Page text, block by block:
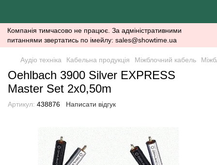
Компанія тимчасово не працює. За адміністративними
питаннями звертатись по імейлу: sales@showtime.ua
Аудіо техніка Кабельна продукція Міжблочний кабель
Oehlbach 3900 Silver EXPRESS
Master Set 2x0,50m
Артикул: 438876 Написати відгук